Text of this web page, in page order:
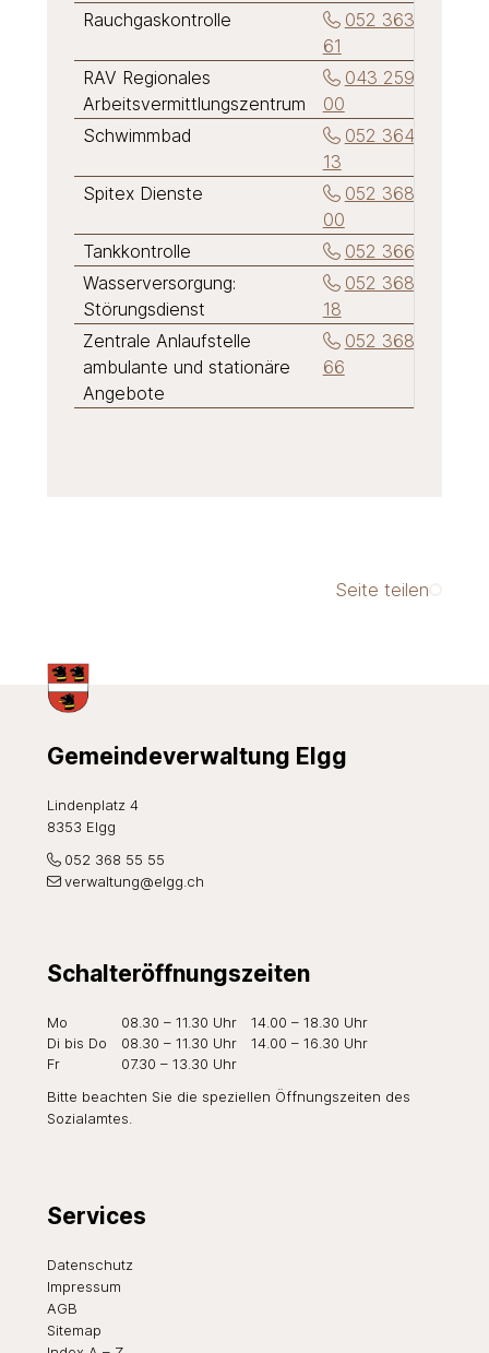
Rauchgaskontrolle
052 363 20
61
RAV Regionales
Arbeitsvermittlungszentrum
043 259 67
00
Schwimmbad
052 364 26
13
Spitex Dienste
052 368 61
00
Tankkontrolle
052 366 17 91
Wasserversorgung:
Störungsdienst
052 368 55
18
Zentrale Anlaufstelle
ambulante und stationäre
Angebote
052 368 51
66
Seite teilen
Footer
Gemeindeverwaltung Elgg
Lindenplatz 4
8353 Elgg
052 368 55 55
verwaltung@elgg.ch
Schalteröffnungszeiten
Wochentag Öffnungszeiten Vormittag Öffnungszeiten
Mo 08.30 – 11.30 Uhr
14.00 – 18.30 Uhr
Di bis Do 08.30 – 11.30 Uhr
14.00 – 16.30 Uhr
Fr
07.30 – 13.30 Uhr
Bitte beachten Sie die speziellen Öffnungszeiten des
Sozialamtes.
Services
Datenschutz
Impressum
AGB
Sitemap